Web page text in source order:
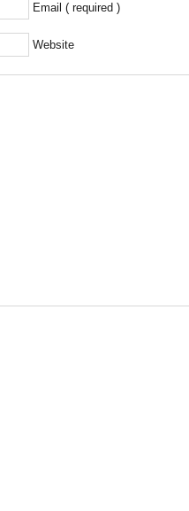
Email ( required )
Website